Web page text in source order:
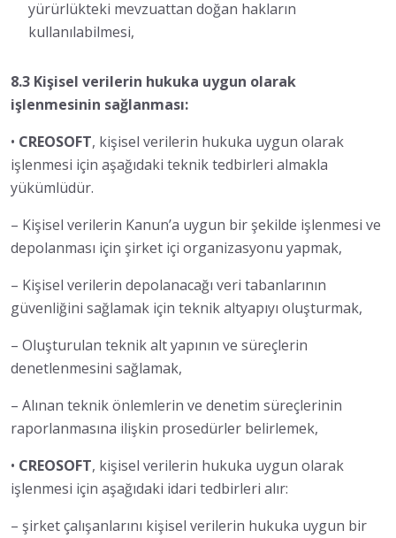
yürürlükteki mevzuattan doğan hakların
kullanılabilmesi,
8.3 Kişisel verilerin hukuka uygun olarak
işlenmesinin sağlanması:
• CREOSOFT, kişisel verilerin hukuka uygun olarak
işlenmesi için aşağıdaki teknik tedbirleri almakla
yükümlüdür.
– Kişisel verilerin Kanun’a uygun bir şekilde işlenmesi ve
depolanması için şirket içi organizasyonu yapmak,
– Kişisel verilerin depolanacağı veri tabanlarının
güvenliğini sağlamak için teknik altyapıyı oluşturmak,
– Oluşturulan teknik alt yapının ve süreçlerin
denetlenmesini sağlamak,
– Alınan teknik önlemlerin ve denetim süreçlerinin
raporlanmasına ilişkin prosedürler belirlemek,
• CREOSOFT, kişisel verilerin hukuka uygun olarak
işlenmesi için aşağıdaki idari tedbirleri alır:
– şirket çalışanlarını kişisel verilerin hukuka uygun bir